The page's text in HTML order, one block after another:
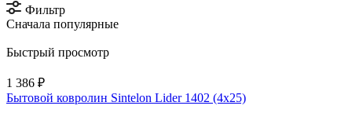
Фильтр
Сначала популярные
Быстрый просмотр
1 386 ₽
Бытовой ковролин Sintelon Lider 1402 (4х25)